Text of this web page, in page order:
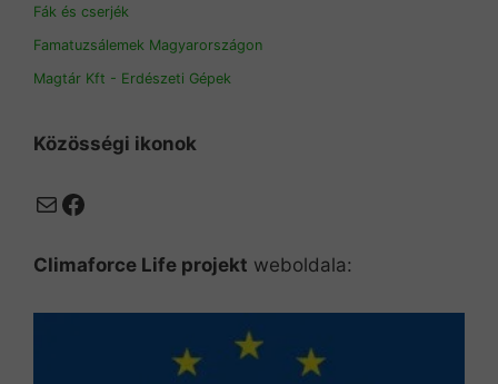
Fák és cserjék
Famatuzsálemek Magyarországon
Magtár Kft - Erdészeti Gépek
Közösségi ikonok
MailFacebook
Climaforce Life projekt weboldala: